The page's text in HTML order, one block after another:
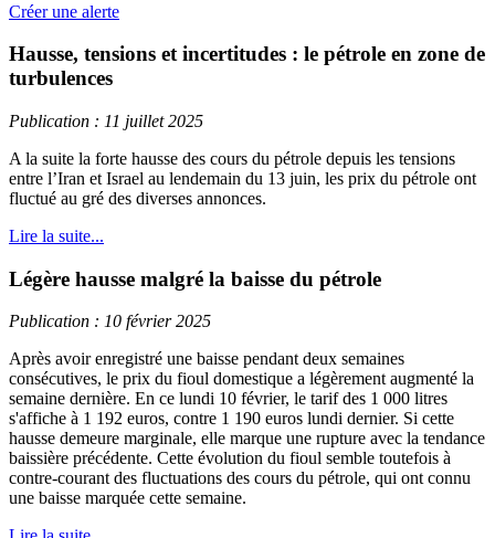
Créer une alerte
Hausse, tensions et incertitudes : le pétrole en zone de
turbulences
Publication : 11 juillet 2025
A la suite la forte hausse des cours du pétrole depuis les tensions
entre l’Iran et Israel au lendemain du 13 juin, les prix du pétrole ont
fluctué au gré des diverses annonces.
Lire la suite...
Légère hausse malgré la baisse du pétrole
Publication : 10 février 2025
Après avoir enregistré une baisse pendant deux semaines
consécutives, le prix du fioul domestique a légèrement augmenté la
semaine dernière. En ce lundi 10 février, le tarif des 1 000 litres
s'affiche à 1 192 euros, contre 1 190 euros lundi dernier. Si cette
hausse demeure marginale, elle marque une rupture avec la tendance
baissière précédente. Cette évolution du fioul semble toutefois à
contre-courant des fluctuations des cours du pétrole, qui ont connu
une baisse marquée cette semaine.